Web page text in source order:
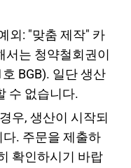
외: "맞춤 제작" 카
서는 청약철회권이
BGB). 일단 생산
수 없습니다.
우, 생산이 시작되
. 주문을 제출하
확인하시기 바랍